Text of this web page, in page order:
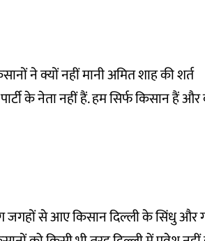
ने क्यों नहीं मानी अमित शाह की शर्त
के नेता नहीं हैं. हम सिर्फ किसान हैं
जगहों से आए किसान दिल्ली के सिंधु और